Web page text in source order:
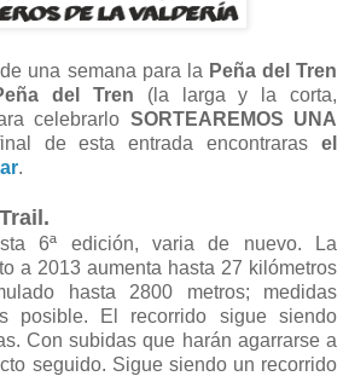
una semana para la Peña del Tren
del Tren (la larga y la corta,
celebrarlo SORTEAREMOS UNA
de esta entrada encontraras el
.
6ª edición, varia de nuevo. La
a 2013 aumenta hasta 27 kilómetros
hasta 2800 metros; medidas
posible. El recorrido sigue siendo
Con subidas que harán agarrarse a
seguido. Sigue siendo un recorrido